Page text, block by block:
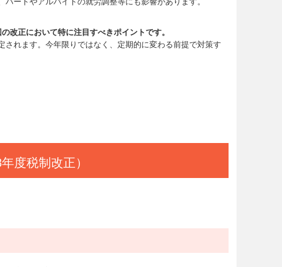
改正において特に注目すべきポイントです。
れます。今年限りではなく、定期的に変わる前提で対策す
度税制改正）